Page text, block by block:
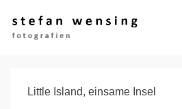
Little Island, einsame Insel